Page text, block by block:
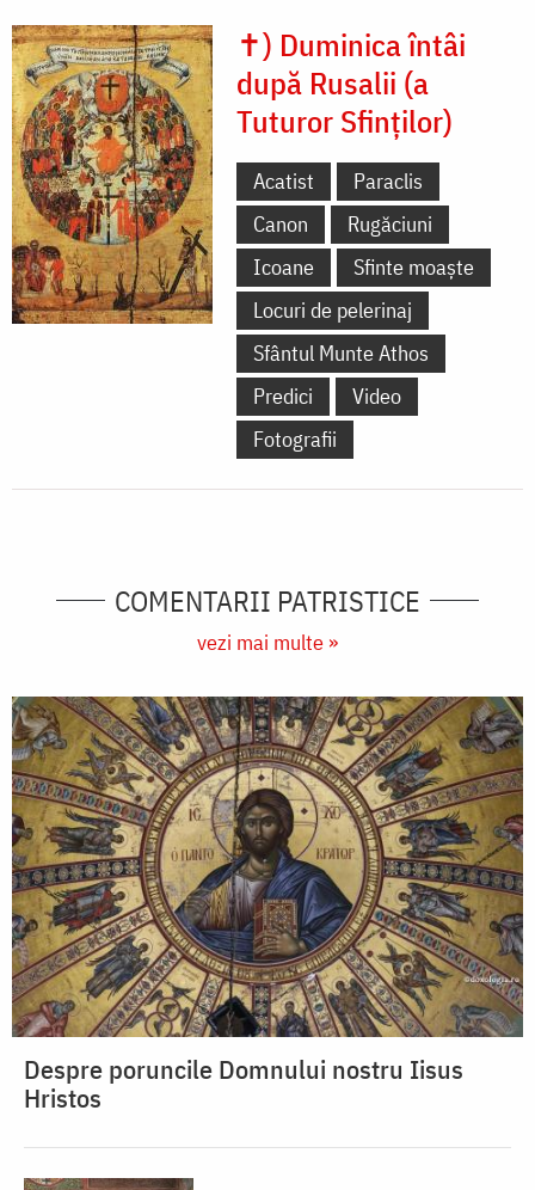
✝) Duminica întâi
după Rusalii (a
Tuturor Sfinților)
Acatist
Paraclis
Canon
Rugăciuni
Icoane
Sfinte moaște
Locuri de pelerinaj
Sfântul Munte Athos
Predici
Video
Fotografii
COMENTARII PATRISTICE
vezi mai multe »
Despre poruncile Domnului nostru Iisus
Hristos